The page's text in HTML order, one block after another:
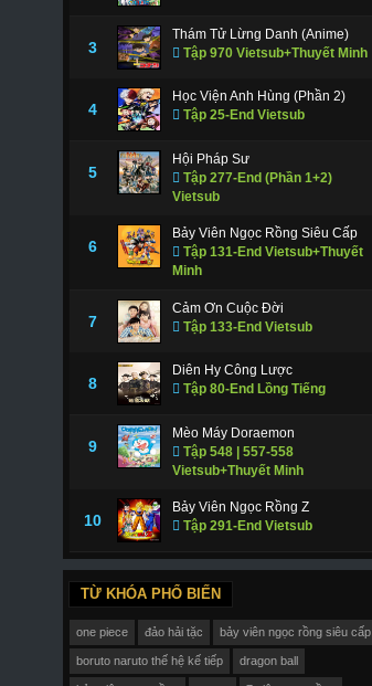
3
Thám Tử Lừng Danh (Anime)
Tập 970 Vietsub+Thuyết Minh
4
Học Viện Anh Hùng (Phần 2)
Tập 25-End Vietsub
5
Hội Pháp Sư
Tập 277-End (Phần 1+2)
Vietsub
6
Bảy Viên Ngọc Rồng Siêu Cấp
Tập 131-End Vietsub+Thuyết
Minh
7
Cảm Ơn Cuộc Đời
Tập 133-End Vietsub
8
Diên Hy Công Lược
Tập 80-End Lồng Tiếng
9
Mèo Máy Doraemon
Tập 548 | 557-558
Vietsub+Thuyết Minh
10
Bảy Viên Ngọc Rồng Z
Tập 291-End Vietsub
TỪ KHÓA PHỔ BIẾN
one piece đảo hải tặc bảy viên ngọc rồng siêu cấp
boruto naruto thế hệ kế tiếp dragon ball